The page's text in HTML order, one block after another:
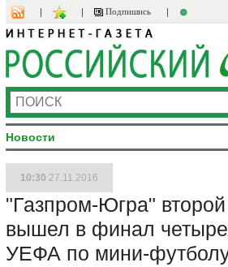
Подпишись
Новости
10:30 27.11.2016
"Газпром-Югра"
вышел в финал
УЕФА по мини-